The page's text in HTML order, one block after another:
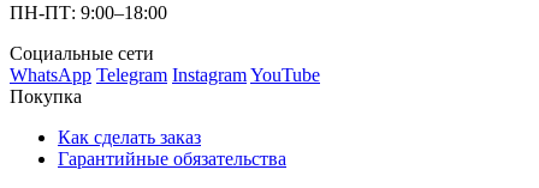
ПН-ПТ: 9:00–18:00
Социальные сети
WhatsApp Telegram InstagramYouTube
Покупка
Как сделать заказ
Гарантийные обязательства